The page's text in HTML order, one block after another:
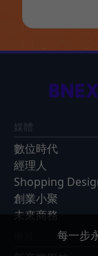
媒體
數位時代
經理人
Shopping
創業小聚
未來商務
每一步